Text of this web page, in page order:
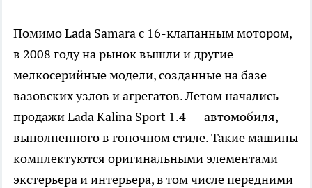
Помимо Lada Samara с 16-клапанным мотором,
в 2008 году на рынок вышли и другие
мелкосерийные модели, созданные на базе
вазовских узлов и агрегатов. Летом начались
продажи Lada Kalina Sport 1.4 — автомобиля,
выполненного в гоночном стиле. Такие машины
комплектуются оригинальными элементами
экстерьера и интерьера, в том числе передними